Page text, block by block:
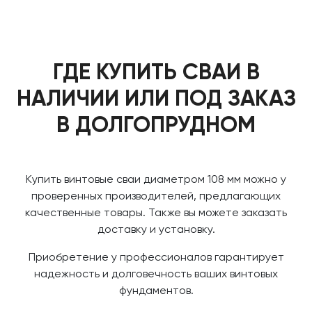
ГДЕ КУПИТЬ СВАИ В
НАЛИЧИИ ИЛИ ПОД ЗАКАЗ
В ДОЛГОПРУДНОМ
Купить винтовые сваи диаметром 108 мм можно у
проверенных производителей, предлагающих
качественные товары. Также вы можете заказать
доставку и установку.
Приобретение у профессионалов гарантирует
надежность и долговечность ваших винтовых
фундаментов.